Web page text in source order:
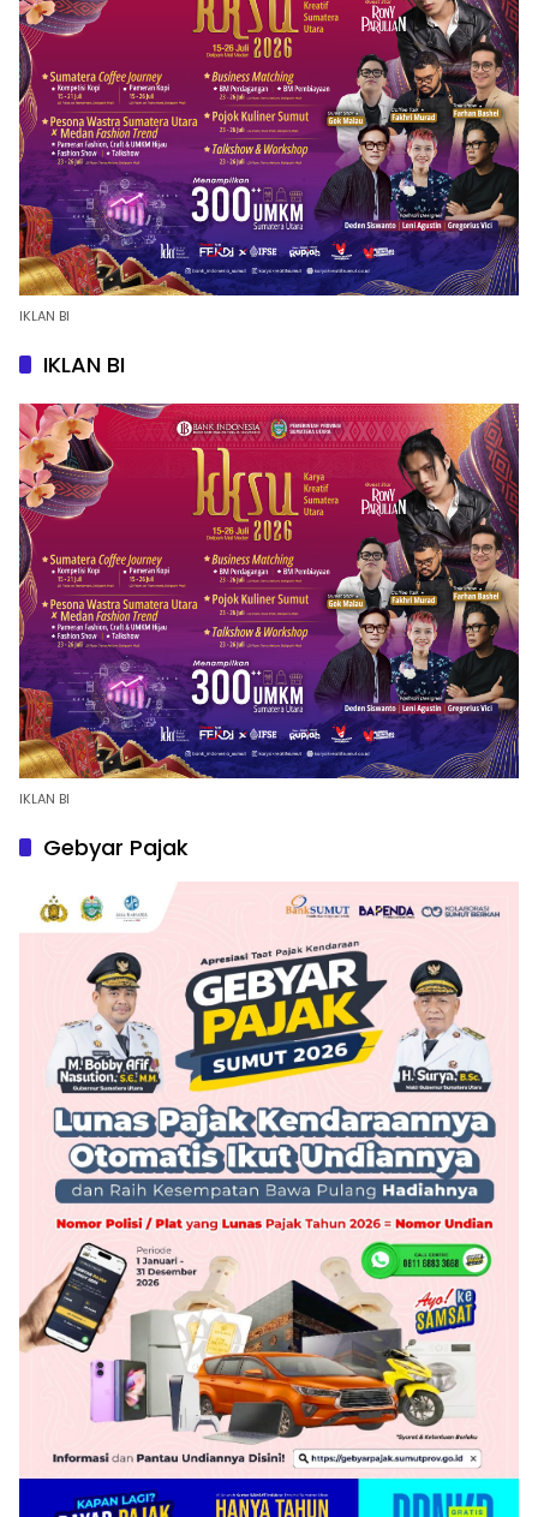
IKLAN BI
IKLAN BI
IKLAN BI
Gebyar Pajak